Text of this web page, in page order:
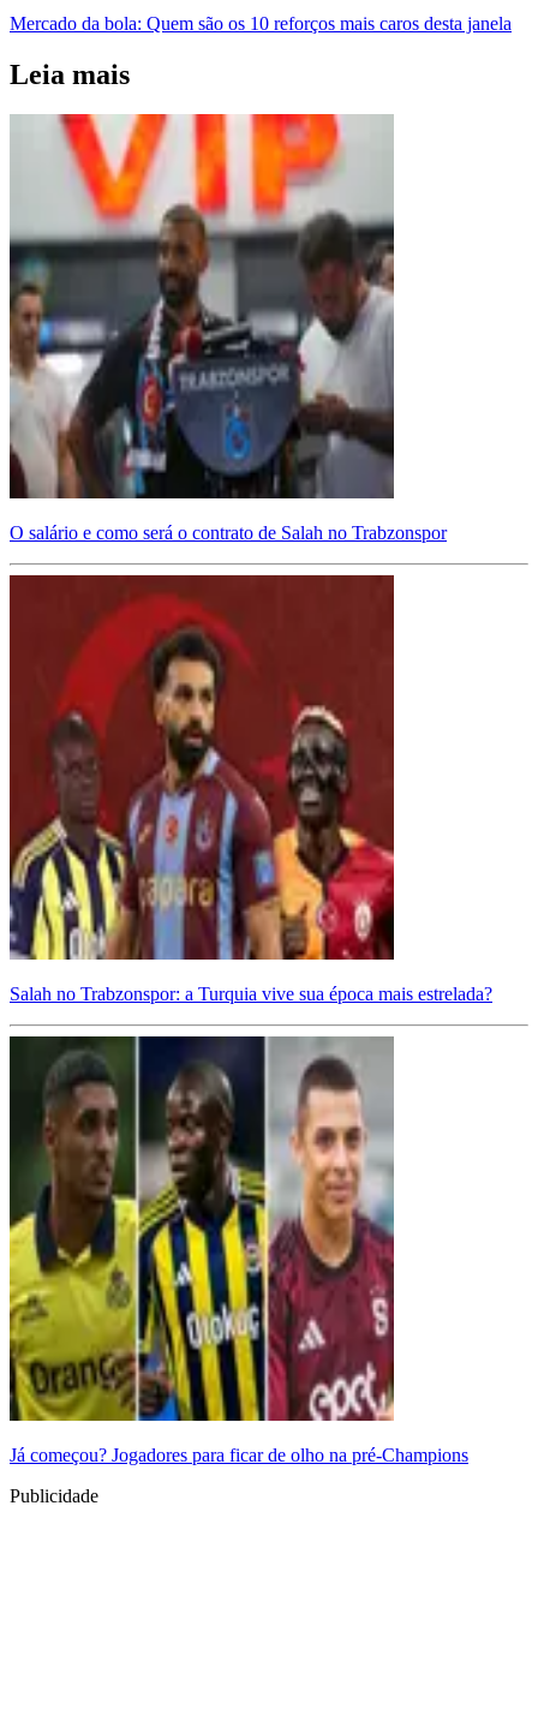
Mercado da bola: Quem são os 10 reforços mais caros desta janela
Leia mais
O salário e como será o contrato de Salah no Trabzonspor
Salah no Trabzonspor: a Turquia vive sua época mais estrelada?
Já começou? Jogadores para ficar de olho na pré-Champions
Publicidade